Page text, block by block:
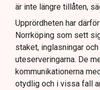
är inte längre tillåten,
Upprördheten har
Norrköping som sett
staket, inglasningar
uteserveringarna. De
kommunikationerna
otydlig och i vissa fall